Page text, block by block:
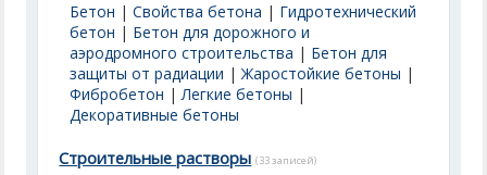
Бетон |Свойства бетона | Гидротехнический
бетон | Бетон для дорожного и
аэродромного строительства | Бетон для
защиты от радиации |Жаростойкие бетоны |
Фибробетон |Легкие бетоны |
Декоративные бетоны
Строительные растворы (33 записей)